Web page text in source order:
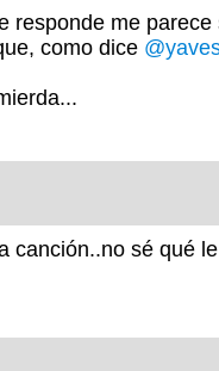
responde me parece
como dice
canción..no sé qué